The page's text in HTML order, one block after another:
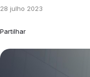
28 julho 2023
Partilhar